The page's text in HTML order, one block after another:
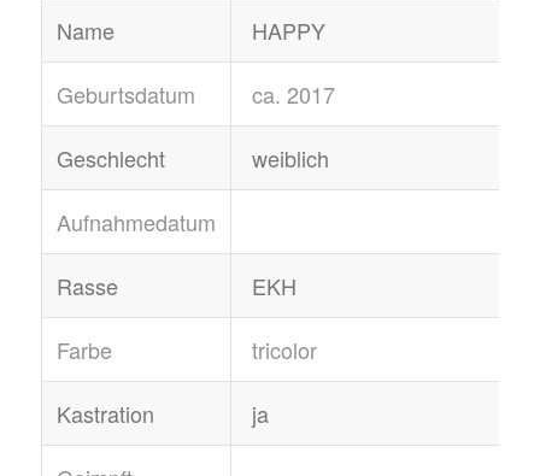
Name HAPPY
Geburtsdatum ca. 2017
Geschlecht weiblich
Aufnahmedatum
Rasse EKH
Farbe tricolor
Kastration ja